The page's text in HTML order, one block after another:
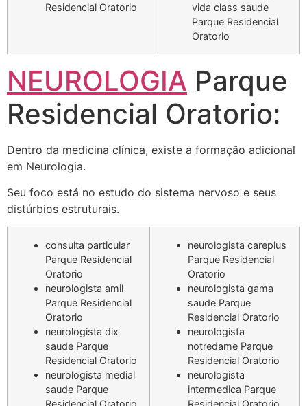
Residencial Oratorio
vida class saude
Parque Residencial
Oratorio
NEUROLOGIA Parque
Residencial Oratorio:
Dentro da medicina clínica, existe a formação adicional
em Neurologia.
Seu foco está no estudo do sistema nervoso e seus
distúrbios estruturais.
consulta particular
Parque Residencial
Oratorio
neurologista amil
Parque Residencial
Oratorio
neurologista dix
saude Parque
Residencial Oratorio
neurologista medial
saude Parque
neurologista careplus
Parque Residencial
Oratorio
neurologista gama
saude Parque
Residencial Oratorio
neurologista
notredame Parque
Residencial Oratorio
neurologista
intermedica Parque